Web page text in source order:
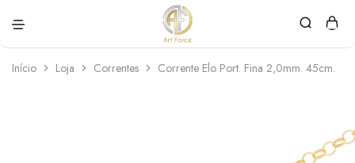
Force
personalizadas
Início Loja Correntes Corrente Elo Port. Fina 2,0mm. 45cm.